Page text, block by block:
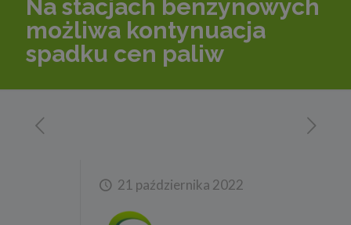
Na stacjach benzynowych
możliwa kontynuacja
spadku cen paliw
21 października 2022